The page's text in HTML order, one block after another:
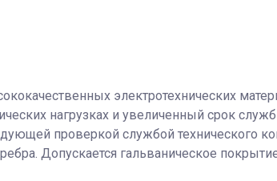
электротехнических
нагрузках и увеличенный срок
проверкой службой технического
Допускается гальваническое